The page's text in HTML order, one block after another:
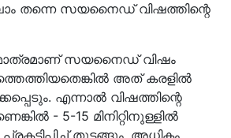
തന്നെ സയനൈഡ് വിഷത്തിന്റെ
സയനൈഡ് വിഷം
അത് കരളിൽ
എന്നാൽ വിഷത്തിന്റെ
- 5-15 മിനിറ്റിനുള്ളിൽ
തുടങ്ങും. അധികം